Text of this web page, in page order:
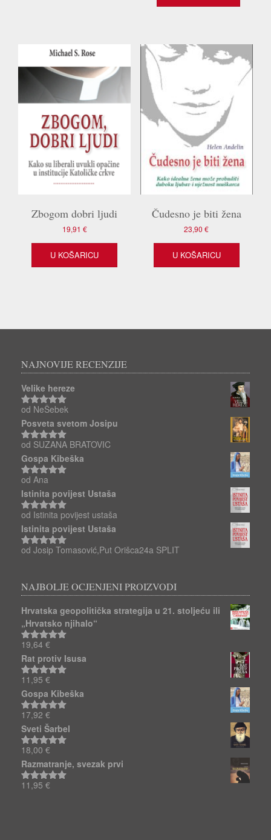
Zbogom dobri ljudi
19,91 €
U KOŠARICU
Čudesno je biti žena
23,90€
U KOŠARICU
NAJNOVIJE RECENZIJE
Velike hereze
Ocjenjeno5
od 5
od NeŠebek
Posveta svetom Josipu
Ocjenjeno5
od 5
od SUZANA BRATOVIC
Gospa Kibeška
Ocjenjeno
od 5
od Ana
Istinita povijest Ustaša
Ocjenjeno 5
od 5
od Istinita povijest ustaša
Istinita povijest Ustaša
Ocjenjeno 5
od Josip Tomasović,Put Orišca24a SPLIT
NAJBOLJE OCJENJENI PROIZVODI
Hrvatska geopolitička strategija u 21. stoljeću ili
„Hrvatsko njihalo“
Ocjenjeno
5.00
od 5
19,64 €
Rat protiv Isusa
Ocjenjeno
5.00
od 5
11,95 €
Gospa Kibeška
Ocjenjeno
5.00 od 5
17,92 €
Sveti Šarbel
Ocjenjeno
5.00
od 5
18,00 €
Razmatranje, svezak prvi
Ocjenjeno
11,95 €